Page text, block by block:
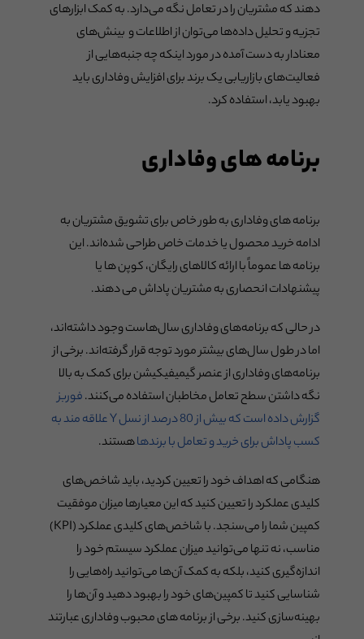
دهند که مشتریان را در تعامل نگه می‌دارد. به کمک ابزارهای
تجزیه و تحلیل داده‌ها می‌توان از اطلاعات و بینش‌های
معنادار به دست آمده در مورد اینکه چه جنبه‌هایی از
فعالیت‌های بازاریابی یک برند برای افزایش وفاداری باید
بهبود یابد، استفاده کرد.
برنامه های وفاداری
برنامه های وفاداری به طور خاص برای تشویق مشتریان به
ادامه خرید محصول یا خدمات خاص طراحی شده‌اند. این
برنامه ها عموماً با ارائه کالاهای رایگان، کوپن ها یا
پیشنهادات انحصاری به مشتریان پاداش می دهند.
در حالی که برنامه‌های وفاداری سال‌هاست وجود داشته‌اند،
اما در طول سال‌های بیشتر مورد توجه قرار گرفته‌اند. برخی از
برنامه‌های وفاداری از عنصر گیمیفیکیشن برای کمک به بالا
نگه داشتن سطح تعامل مخاطبان استفاده می‌کنند.فوربز
گزارش داده است که بیش از 80 درصد از نسل Y علاقه مند به
کسب پاداش برای خرید و تعامل با برندهاهستند.
هنگامی که اهداف خود را تعیین کردید، باید شاخص‌های
کلیدی عملکرد را تعیین کنید که این معیارها میزان موفقیت
کمپین شما را می‌سنجد. با شاخص‌های کلیدی عملکرد (KPI)
مناسب، نه تنها می‌توانید میزان عملکرد سیستم خود را
اندازه‌گیری کنید، بلکه به کمک آن‌ها می‌توانید راه‌هایی را
شناسایی کنید تا کمپین‌های خود را بهبود دهید و آن‌ها را
بهینه‌سازی کنید. برخی از برنامه های محبوب وفاداری عبارتند